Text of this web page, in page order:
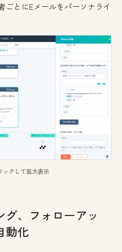
ごとにEメールをパーソナライ
ックして拡大表示
グ、フォローアッ
動化